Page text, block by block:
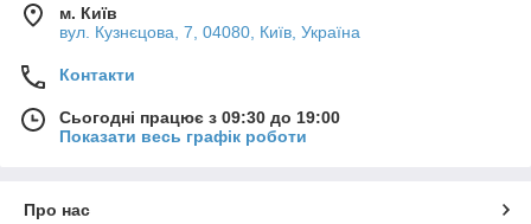
м. Київ
вул. Кузнєцова, 7, 04080, Київ, Україна
Контакти
Сьогодні працює з 09:30 до 19:00
Показати весь графік роботи
Про нас